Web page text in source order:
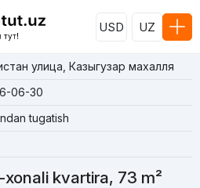
USD UZ
улица, Казыгузар махалля
06-30
tugatish
kvartira, 73 m²